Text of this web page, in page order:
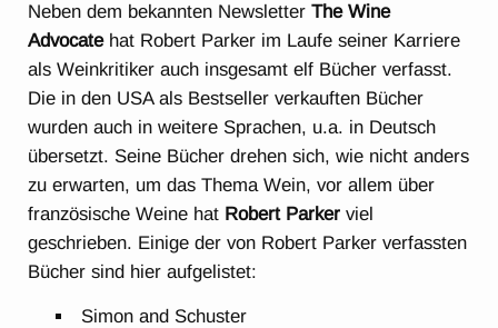
Neben dem bekannten NewsletterThe Wine
Advocatehat Robert Parker im Laufe seiner Karriere
als Weinkritiker auch insgesamt elf Bücher verfasst.
Die in den USA als Bestseller verkauften Bücher
wurden auch in weitere Sprachen, u.a. in Deutsch
übersetzt. Seine Bücher drehen sich, wie nicht anders
zu erwarten, um das Thema Wein, vor allem über
französische Weine hat Robert Parker viel
geschrieben. Einige der von Robert Parker verfassten
Bücher sind hier aufgelistet:
Simon and Schuster